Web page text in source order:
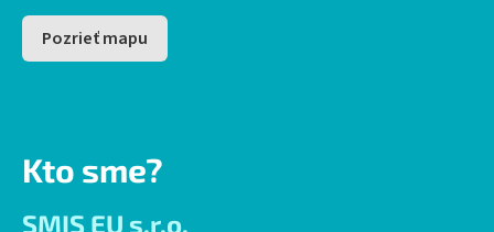
Pozrieť mapu
Kto sme?
SMIS EU s.r.o.